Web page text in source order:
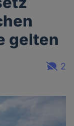
gelten
2